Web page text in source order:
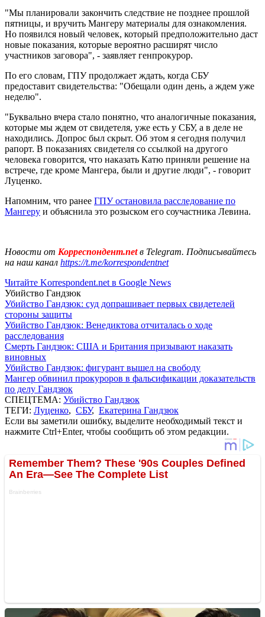
"Мы планировали закончить следствие не позднее прошлой
пятницы, и вручить Мангеру материалы для ознакомления.
Но появился новый человек, который предположительно даст
новые показания, которые вероятно расширят число
участников заговора", - заявляет генпрокурор.
По его словам, ГПУ продолжает ждать, когда СБУ
предоставит свидетельства: "Обещали один день, а ждем уже
неделю".
"Буквально вчера стало понятно, что аналогичные показания,
которые мы ждем от свидетеля, уже есть у СБУ, а в деле не
находились. Допрос был скрыт. Об этом я сегодня получил
рапорт. В показаниях свидетеля со ссылкой на другого
человека говорится, что наказать Катю приняли решение на
встрече, где кроме Мангера, были и другие люди", - говорит
Луценко.
Напомним, что ранее ГПУ остановила расследование по
Мангеру и объяснила это розыском его соучастника Левина.
Новости от Корреспондент.netв Telegram. Подписывайтесь
на наш канал https://t.me/korrespondentnet
Читайте Korrespondent.net в Google News
Убийство Гандзюк
Убийство Гандзюк: суд допрашивает первых свидетелей
стороны защиты
Убийство Гандзюк: Венедиктова отчиталась о ходе
расследования
Смерть Гандзюк: США и Британия призывают наказать
виновных
Убийство Гандзюк: фигурант вышел на свободу
Мангер обвинил прокуроров в фальсификации доказательств
по делу Гандзюк
СПЕЦТЕМА: Убийство Гандзюк
ТЕГИ: Луценко, СБУ, Екатерина Гандзюк
Если вы заметили ошибку, выделите необходимый текст и
нажмите Ctrl+Enter, чтобы сообщить об этом редакции.